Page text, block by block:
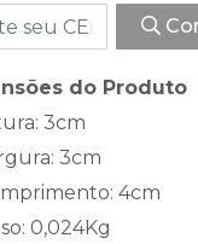
do Produto
3cm
3cm
4cm
0,024Kg